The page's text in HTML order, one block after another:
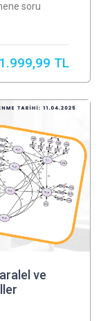
soru
1.999,99 TL
ve